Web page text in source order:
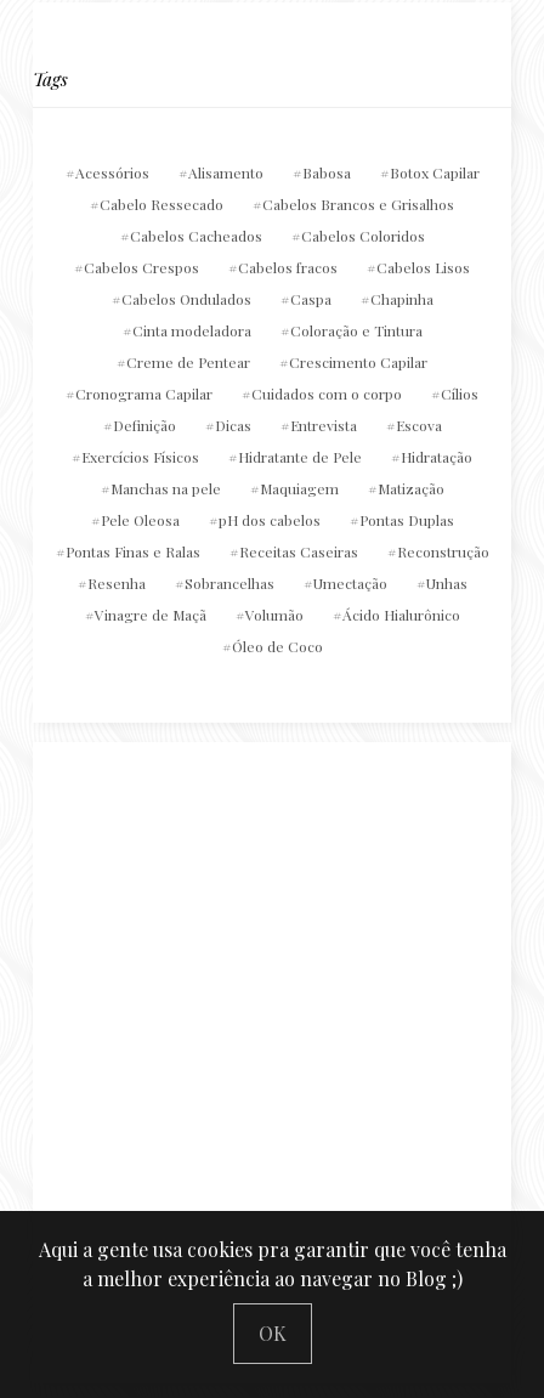
Tags
Acessórios Alisamento Babosa
Botox Capilar
Cabelo Ressecado
Cabelos Brancos e Grisalhos
Cabelos Cacheados
Cabelos Coloridos
Cabelos Crespos
Cabelos fracos
Cabelos Lisos
Cabelos Ondulados
Caspa
Chapinha
Cinta modeladora
Coloração e Tintura
Creme de Pentear
Crescimento Capilar
Cronograma Capilar
Cuidados com o corpo
Cílios
Definição
Dicas Entrevista
Escova
Exercícios Físicos
Hidratante de Pele
Hidratação
Manchas na pele
Maquiagem
Matização
Pele Oleosa
pH dos cabelos
Pontas Duplas
Pontas Finas e Ralas
Receitas Caseiras
Reconstrução
Resenha
Sobrancelhas Umectação
Unhas
Vinagre de Maçã
Volumão
Ácido Hialurônico
Óleo de Coco
Aqui a gente usa cookies pra garantir que você tenha
a melhor experiência ao navegar no Blog ;)
OK